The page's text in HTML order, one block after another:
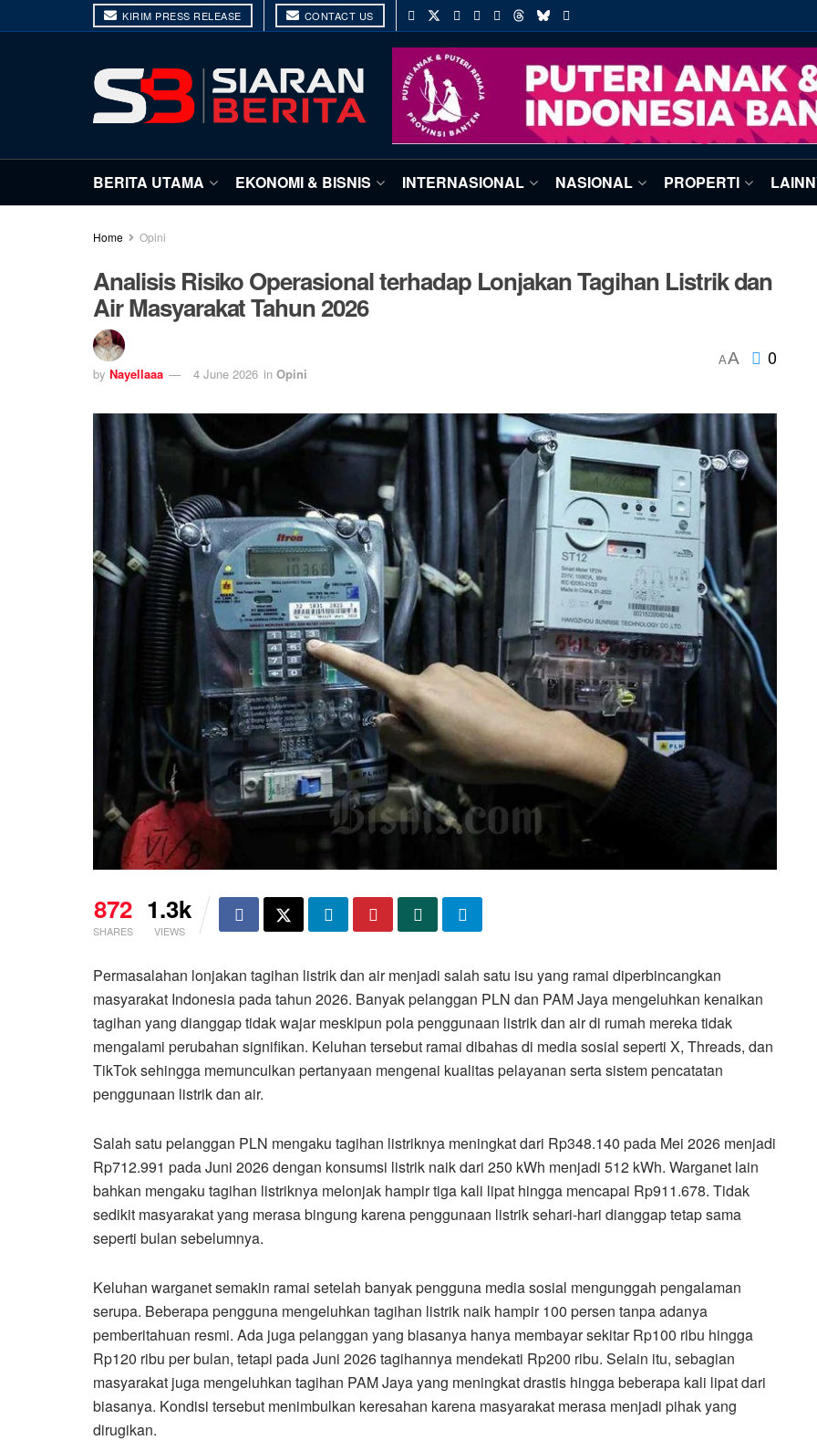
KIRIM PRESS RELEASE CONTACT US
BERITA UTAMA EKONOMI & BISNIS INTERNASIONAL NASIONAL PROPERTI
Home Opini
Analisis Risiko Operasional terhadap Lonjakan Tagihan Listrik dan
Air Masyarakat Tahun 2026
by Nayellaaa 4 June 2026 in Opini
AA 0
872
SHARES
1.3k
VIEWS
Permasalahan lonjakan tagihan listrik dan air menjadi salah satu isu yang ramai diperbincangkan
masyarakat Indonesia pada tahun 2026. Banyak pelanggan PLN dan PAM Jaya mengeluhkan kenaikan
tagihan yang dianggap tidak wajar meskipun pola penggunaan listrik dan air di rumah mereka tidak
mengalami perubahan signifikan. Keluhan tersebut ramai dibahas di media sosial seperti X, Threads, dan
TikTok sehingga memunculkan pertanyaan mengenai kualitas pelayanan serta sistem pencatatan
penggunaan listrik dan air.
Salah satu pelanggan PLN mengaku tagihan listriknya meningkat dari Rp348.140 pada Mei 2026 menjadi
Rp712.991 pada Juni 2026 dengan konsumsi listrik naik dari 250 kWh menjadi 512 kWh. Warganet lain
bahkan mengaku tagihan listriknya melonjak hampir tiga kali lipat hingga mencapai Rp911.678. Tidak
sedikit masyarakat yang merasa bingung karena penggunaan listrik sehari-hari dianggap tetap sama
seperti bulan sebelumnya.
Keluhan warganet semakin ramai setelah banyak pengguna media sosial mengunggah pengalaman
serupa. Beberapa pengguna mengeluhkan tagihan listrik naik hampir 100 persen tanpa adanya
pemberitahuan resmi. Ada juga pelanggan yang biasanya hanya membayar sekitar Rp100 ribu hingga
Rp120 ribu per bulan, tetapi pada Juni 2026 tagihannya mendekati Rp200 ribu. Selain itu, sebagian
masyarakat juga mengeluhkan tagihan PAM Jaya yang meningkat drastis hingga beberapa kali lipat dari
biasanya. Kondisi tersebut menimbulkan keresahan karena masyarakat merasa menjadi pihak yang
dirugikan.